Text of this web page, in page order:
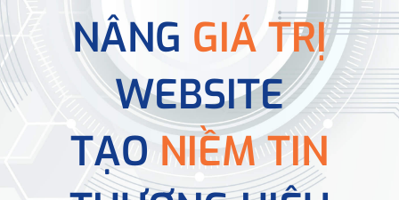
NÂNG GIÁ TRỊ
WEBSITE
TẠONIỀM TIN